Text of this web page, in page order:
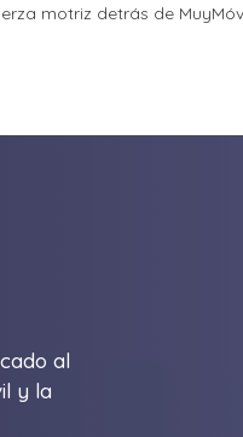
motriz detrás de
al
y la